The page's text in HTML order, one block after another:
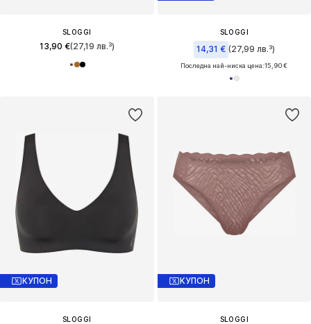
SLOGGI
13,90 €(27,19 лв.³)
SLOGGI
14,31 € (27,99 лв.³)
Последна най-ниска цена:15,90 €
КУПОН
SLOGGI
КУПОН
SLOGGI